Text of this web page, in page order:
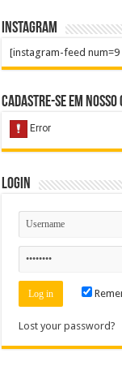
Instagram
[instagram-feed num=9
Cadastre-se em nosso
Login
Lost your password?